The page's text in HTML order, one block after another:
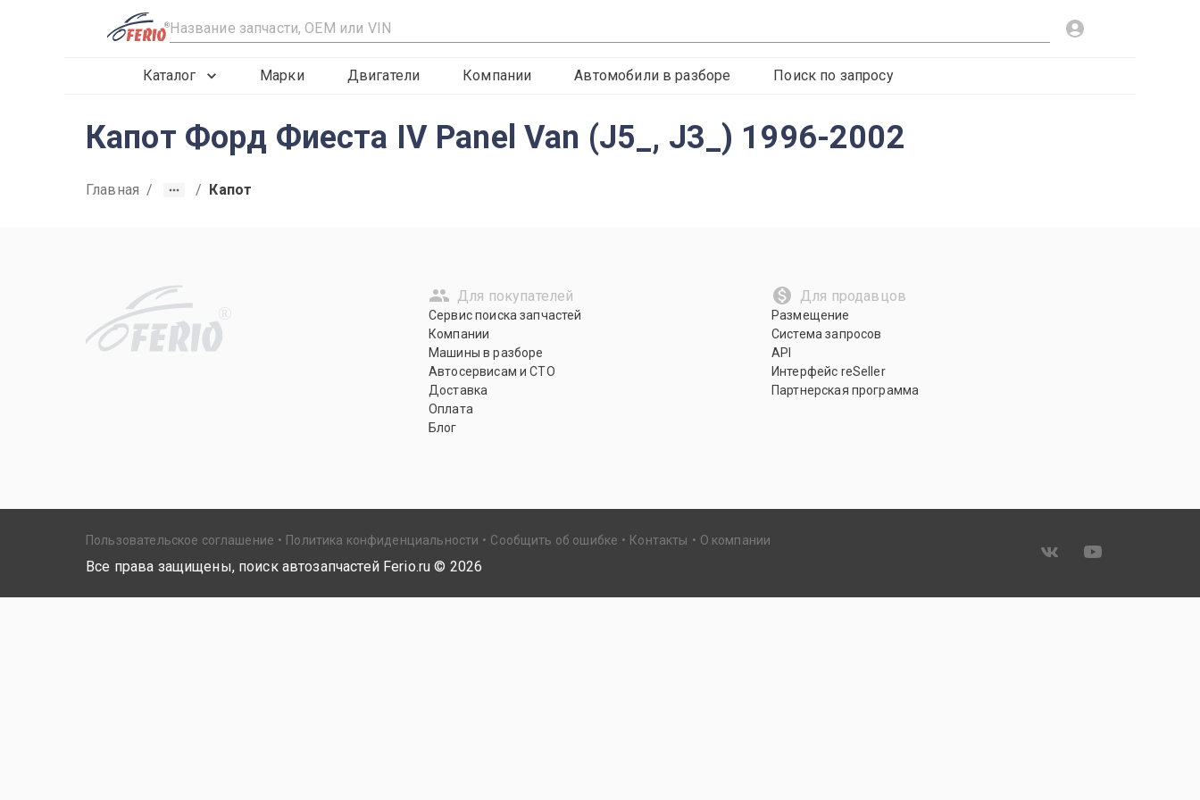
R
Каталог Марки Двигатели Компании Автомобили в разборе Поиск по запросу
Капот Форд Фиеста IV Panel Van (J5_, J3_) 1996-2002
Главная / / Капот
R
Для покупателей
Сервис поиска запчастей
Компании
Машины в разборе
Автосервисам и СТО
Доставка
Оплата
Блог
Для продавцов
Размещение
Система запросов
API
Интерфейс reSeller
Партнерская программа
Пользовательское соглашение Политика конфиденциальности Сообщить об ошибке Контакты О компании
Все права защищены, поиск автозапчастей Ferio.ru © 2026